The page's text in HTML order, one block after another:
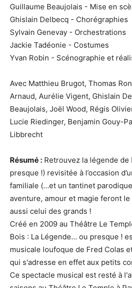
Guillaume Beaujolais - Mise en
Ghislain Delbecq - Chorégraphies
Sylvain Genevay - Orchestrations
Jackie Tadéonie - Costumes
Yvan Robin - Scénographie et
Avec Matthieu Brugot, Thomas
Arnaud, Aurélie Vigent, Ghislain
Beaujolais, Joël Wood, Régis
Lucie Riedinger, Benjamin Gouy-
Libbrecht
Résumé : Retrouvez la légende
presque !) revisitée à l’occasion
familiale (…et un tantinet
aventure, amour et magie feront
aussi celui des grands !
Créé en 2009 au Théâtre Le
Bois : La Légende... ou presque !
musicale loufoque de Fred Colas
qui s'adresse en effet aux petits
Ce spectacle musical est resté à